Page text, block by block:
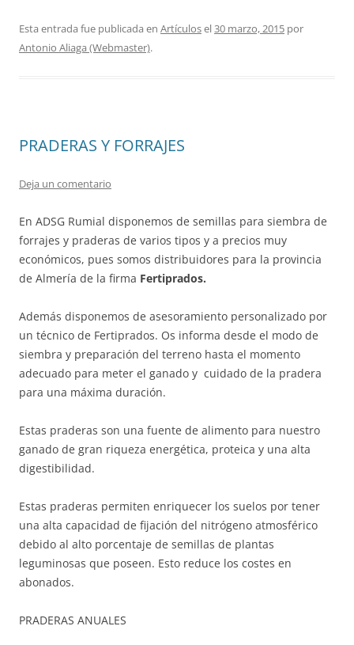
Esta entrada fue publicada en Artículosel30 marzo, 2015 por
Antonio Aliaga (Webmaster).
PRADERAS Y FORRAJES
Deja un comentario
En ADSG Rumial disponemos de semillas para siembra de
forrajes y praderas de varios tipos y a precios muy
económicos, pues somos distribuidores para la provincia
de Almería de la firma Fertiprados.
Además disponemos de asesoramiento personalizado por
un técnico de Fertiprados. Os informa desde el modo de
siembra y preparación del terreno hasta el momento
adecuado para meter el ganado y cuidado de la pradera
para una máxima duración.
Estas praderas son una fuente de alimento para nuestro
ganado de gran riqueza energética, proteica y una alta
digestibilidad.
Estas praderas permiten enriquecer los suelos por tener
una alta capacidad de fijación del nitrógeno atmosférico
debido al alto porcentaje de semillas de plantas
leguminosas que poseen. Esto reduce los costes en
abonados.
PRADERAS ANUALES